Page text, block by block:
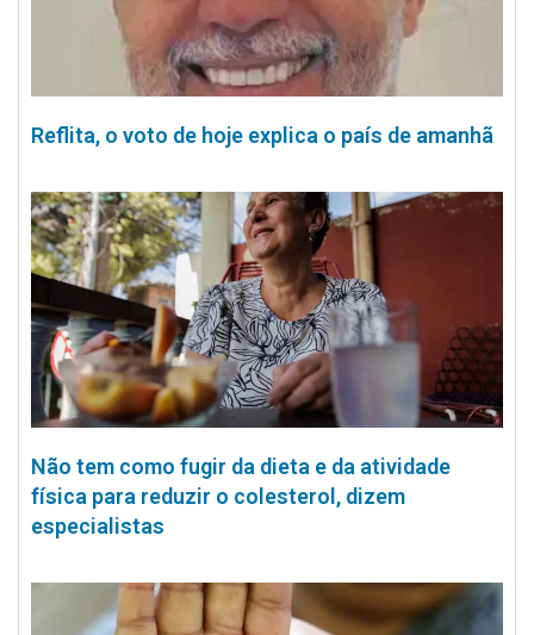
Reflita, o voto de hoje explica o país de amanhã
Não tem como fugir da dieta e da atividade
física para reduzir o colesterol, dizem
especialistas